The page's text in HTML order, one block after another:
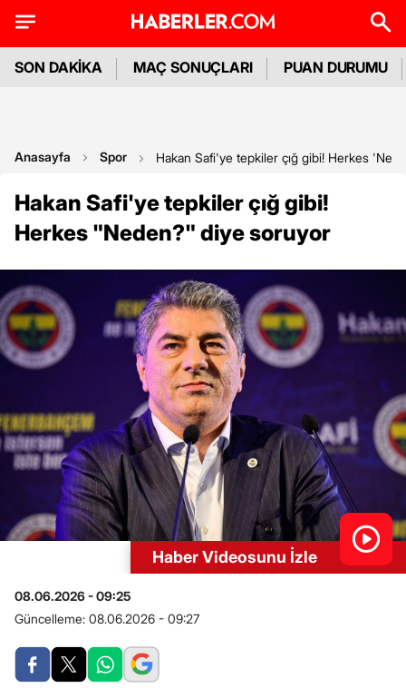
SON DAKİKA MAÇ SONUÇLARI PUAN DURUMU
Anasayfa Spor Hakan Safi'ye tepkiler çığ gibi! Herkes
Hakan Safi'ye tepkiler çığ gibi!
Herkes "Neden?" diye soruyor
Haber Videosunu İzle
08.06.2026 - 09:25
Güncelleme: 08.06.2026 - 09:27